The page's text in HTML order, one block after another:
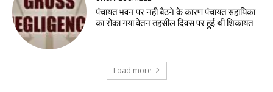
पंचायत भवन पर नही बैठने के कारण पंचायत सहायिका
का रोका गया वेतन तहसील दिवस पर हुई थी शिकायत
Load more